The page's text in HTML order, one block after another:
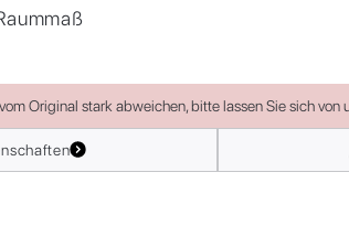
Original stark abweichen, bitte lassen Sie sich von